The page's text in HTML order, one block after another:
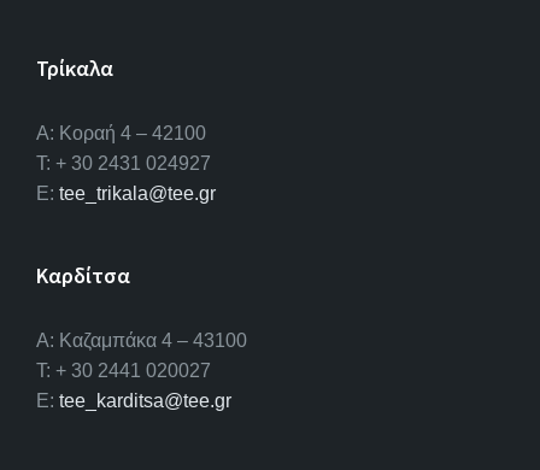
Τρίκαλα
Α: Κοραή 4 – 42100
T: + 30 2431 024927
E: tee_trikala@tee.gr
Καρδίτσα
Α: Καζαμπάκα 4 – 43100
T: + 30 2441 020027
E: tee_karditsa@tee.gr